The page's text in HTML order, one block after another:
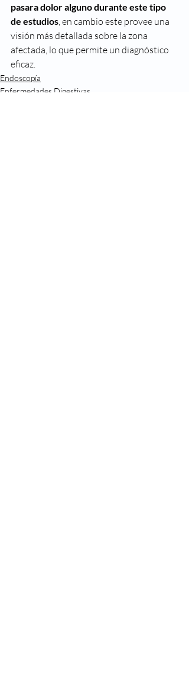
pasara dolor alguno durante este tipo
de estudios , en cambio este provee una
visión más detallada sobre la zona
afectada, lo que permite un diagnóstico
eficaz.
Endoscopía
Enfermedades Digestivas